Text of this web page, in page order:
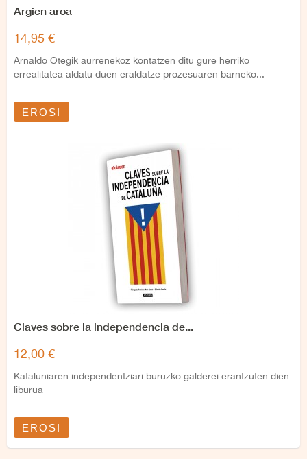
Argien aroa
14,95 €
Arnaldo Otegik aurrenekoz kontatzen ditu gure herriko
errealitatea aldatu duen eraldatze prozesuaren barneko...
EROSI
Claves sobre la independencia de...
12,00 €
Kataluniaren independentziari buruzko galderei erantzuten dien
liburua
EROSI